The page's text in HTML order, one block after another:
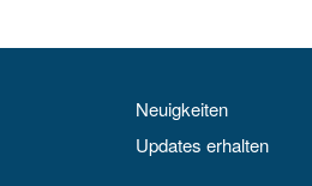
Neuigkeiten
Updates erhalten